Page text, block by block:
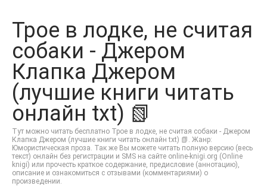
ЗАКЛАДКИ
Трое в лодке, не считая
собаки - Джером
Клапка Джером
(лучшие книги читать
онлайн txt) 📗
Тут можно читать бесплатно Трое в лодке, не считая собаки - Джером
Клапка Джером (лучшие книги читать онлайн txt) 📗. Жанр:
Юмористическая проза. Так же Вы можете читать полную версию (весь
текст) онлайн без регистрации и SMS на сайте online-knigi.org (Online
knigi) или прочесть краткое содержание, предисловие (аннотацию),
описание и ознакомиться с отзывами (комментариями) о
произведении.